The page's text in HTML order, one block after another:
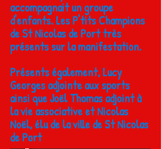
accompagnait un groupe
d'enfants. Les P'tits Champions
de St Nicolas de Port très
présents sur la manifestation.
Présentségalement, Lucy
Georges adjointe aux sports
ainsi que Joël Thomas adjoint à
la vie associative et Nicolas
Noël, élu de la ville de St Nicolas
de Port